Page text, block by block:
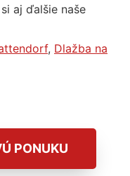
aj ďalšie naše
, Dlažba na
PONUKU